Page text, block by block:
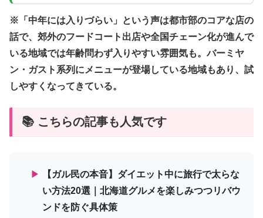
※「中年には入りづらい」という声は都市部のコアな店の
話で、郊外のフードコート出店や全国チェーン化が進んで
いる地域では年齢問わず入りやすい雰囲気も。バーミヤ
ン・ガスト系列にメニューが登場している地域もあり、試
しやすくなってきている。
📚 こちらの記事も人気です
▶
【ガル民の本音】ダイエット中に旅行で太らな
い方法20選｜北海道グルメを楽しみつつリバウ
ンドを防ぐ具体策